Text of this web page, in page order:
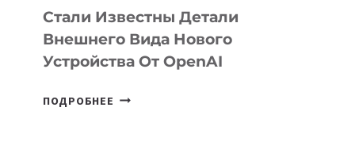
Стали Известны Детали
Внешнего Вида Нового
Устройства От OpenAI
ПОДРОБНЕЕ СТАЛИ